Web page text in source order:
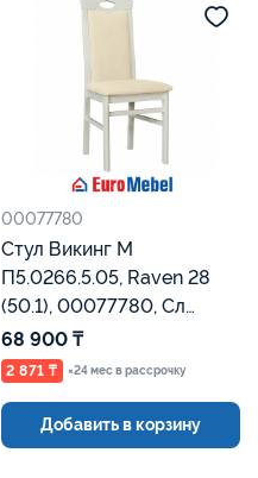
00077780
Стул Викинг М
П5.0266.5.05, Raven 28
(50.1), 00077780, Сл
кость, Евромебель
68 900 ₸
2 871 ₸ ×24 мес в рассрочку
Добавить в корзину